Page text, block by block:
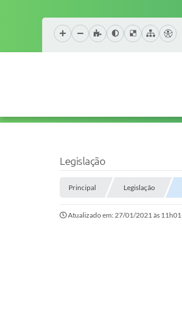
Legislação
Principal Legislação
Atualizado em: 27/01/2021 às 11h01